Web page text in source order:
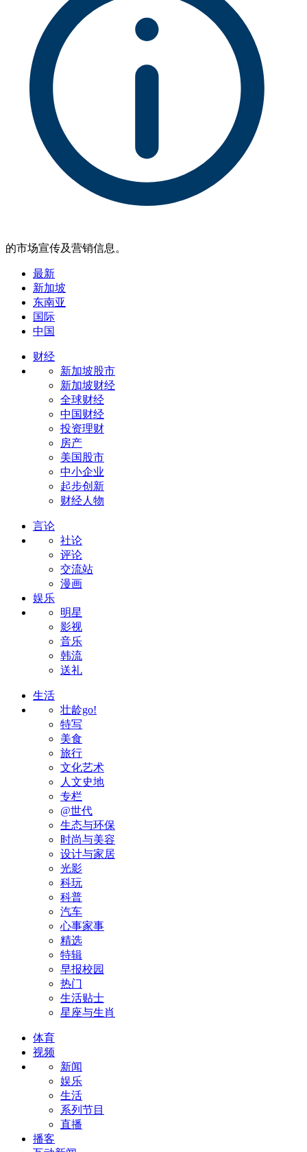
的市场宣传及营销信息。
最新
新加坡
东南亚
国际
中国
财经
新加坡股市
新加坡财经
全球财经
中国财经
投资理财
房产
美国股市
中小企业
起步创新
财经人物
言论
社论
评论
交流站
漫画
娱乐
明星
影视
音乐
韩流
送礼
生活
壮龄go!
特写
美食
旅行
文化艺术
人文史地
专栏
@世代
生态与环保
时尚与美容
设计与家居
光影
科玩
科普
汽车
心事家事
精选
特辑
早报校园
热门
生活贴士
星座与生肖
体育
视频
新闻
娱乐
生活
系列节目
直播
播客